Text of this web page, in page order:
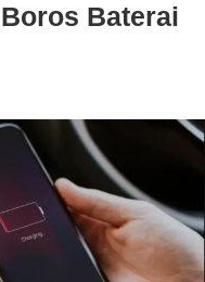
Baterai